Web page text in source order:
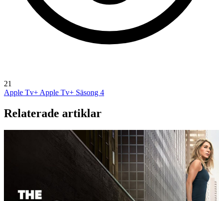
21
Apple Tv+ Apple Tv+ Säsong 4
Relaterade artiklar